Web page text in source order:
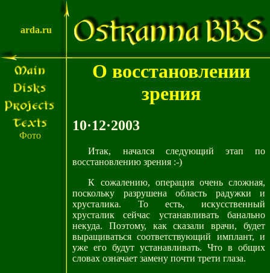
arda.ru
Фото
О восстановлении
зрения
10·12·2003
Итак, начался следующий этап по
восстановлению зрения :-)
К сожалению, операция очень сложная,
поскольку разрушена область радужки и
хрусталика. То есть, искусственный
хрусталик сейчас устанавливать банально
некуда. Поэтому, как сказали врачи, будет
выращиваться соответствующий имплант, и
уже его будут устанавливать. Что в общих
словах означает замену почти трети глаза.